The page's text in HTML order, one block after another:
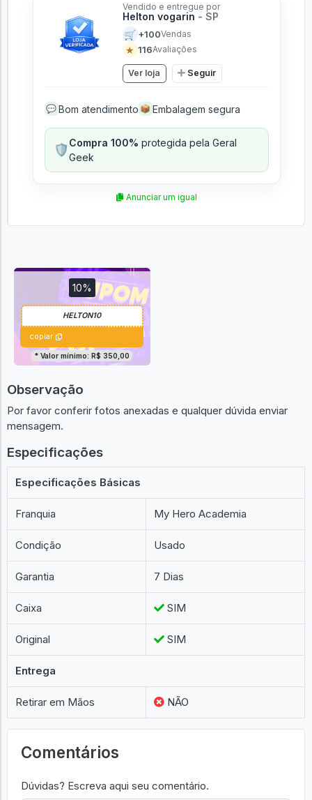
Vendido e entregue por
Helton vogarin - SP
🛒 +100Vendas
★ 116Avaliações
Ver loja Seguir
💬 Bom atendimento 📦 Embalagem segura
🛡️Compra 100% protegida pela Geral
Geek
Anunciar um igual
10%
copiar
* Valor mínimo: R$ 350,00
Observação
Por favor conferir fotos anexadas e qualquer dúvida enviar
mensagem.
Especificações
Especificações Básicas
Franquia My Hero Academia
Condição Usado
Garantia 7 Dias
Caixa SIM
Original SIM
Entrega
Retirar em Mãos NÃO
Comentários
Dúvidas? Escreva aqui seu comentário.